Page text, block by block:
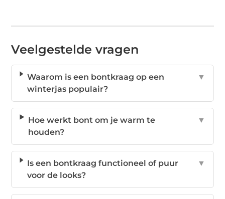
Veelgestelde vragen
Waarom is een bontkraag op een
winterjas populair?
▼
Hoe werkt bont om je warm te
houden?
▼
Is een bontkraag functioneel of puur
voor de looks?
▼